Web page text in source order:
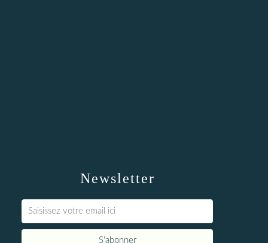
Newsletter